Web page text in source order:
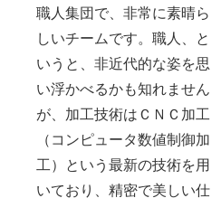
職人集団で、非常に素晴ら
しいチームです。職人、と
いうと、非近代的な姿を思
い浮かべるかも知れません
が、加工技術はＣＮＣ加工
（コンピュータ数値制御加
工）という最新の技術を用
いており、精密で美しい仕